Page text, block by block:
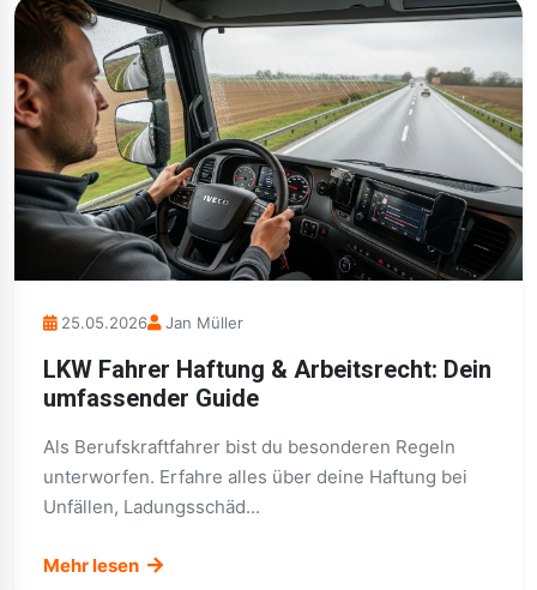
25.05.2026 Jan Müller
LKW Fahrer Haftung & Arbeitsrecht: Dein
umfassender Guide
Als Berufskraftfahrer bist du besonderen Regeln
unterworfen. Erfahre alles über deine Haftung bei
Unfällen, Ladungsschäd...
Mehr lesen